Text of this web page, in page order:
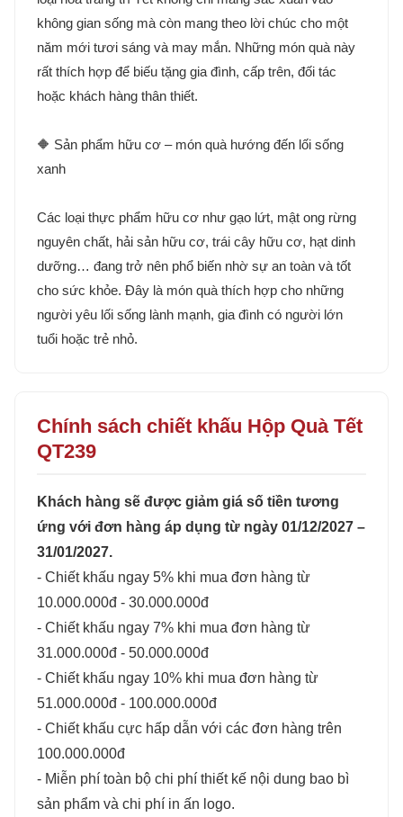
không gian sống mà còn mang theo lời chúc cho một
năm mới tươi sáng và may mắn. Những món quà này
rất thích hợp để biếu tặng gia đình, cấp trên, đối tác
hoặc khách hàng thân thiết.
🔶 Sản phẩm hữu cơ – món quà hướng đến lối sống
xanh
Các loại thực phẩm hữu cơ như gạo lứt, mật ong rừng
nguyên chất, hải sản hữu cơ, trái cây hữu cơ, hạt dinh
dưỡng… đang trở nên phổ biến nhờ sự an toàn và tốt
cho sức khỏe. Đây là món quà thích hợp cho những
người yêu lối sống lành mạnh, gia đình có người lớn
tuổi hoặc trẻ nhỏ.
Chính sách chiết khấu Hộp Quà Tết
QT239
Khách hàng sẽ được giảm giá số tiền tương
ứng với đơn hàng áp dụng từ ngày 01/12/2027 –
31/01/2027.
- Chiết khấu ngay 5% khi mua đơn hàng từ
10.000.000đ - 30.000.000đ
- Chiết khấu ngay 7% khi mua đơn hàng từ
31.000.000đ - 50.000.000đ
- Chiết khấu ngay 10% khi mua đơn hàng từ
51.000.000đ - 100.000.000đ
- Chiết khấu cực hấp dẫn với các đơn hàng trên
100.000.000đ
- Miễn phí toàn bộ chi phí thiết kế nội dung bao bì
sản phẩm và chi phí in ấn logo.